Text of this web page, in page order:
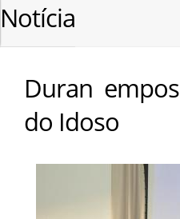
Notícia
Duran
do Idoso